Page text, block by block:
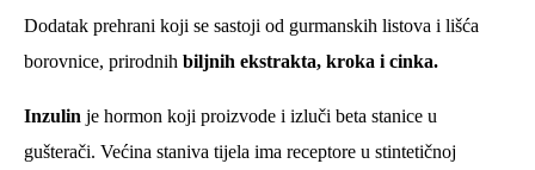
Dodatak prehrani koji se sastoji od gurmanskih listova i lišća
borovnice, prirodnih biljnih ekstrakta, kroka i cinka.
Inzulin je hormon koji proizvode i izluči beta stanice u
gušterači. Većina staniva tijela ima receptore u stintetičnoj